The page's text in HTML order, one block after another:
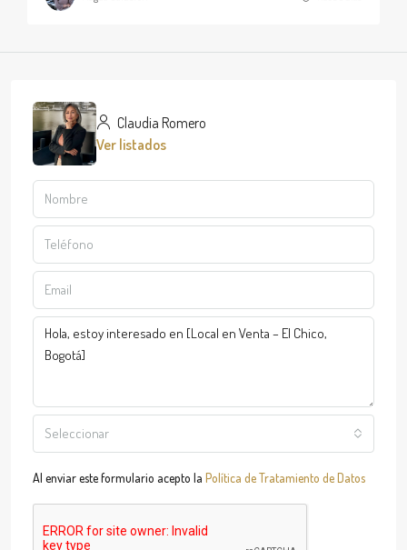
Claudia Romero
Ver listados
Seleccionar
Al enviar este formulario acepto la Política de Tratamiento de Datos